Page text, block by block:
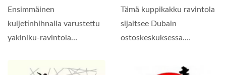
Ensimmäinen
kuljetinhihnalla varustettu
yakiniku-ravintola
Tämä kuppikakku ravintola
sijaitsee Dubain
ostoskeskuksessa.